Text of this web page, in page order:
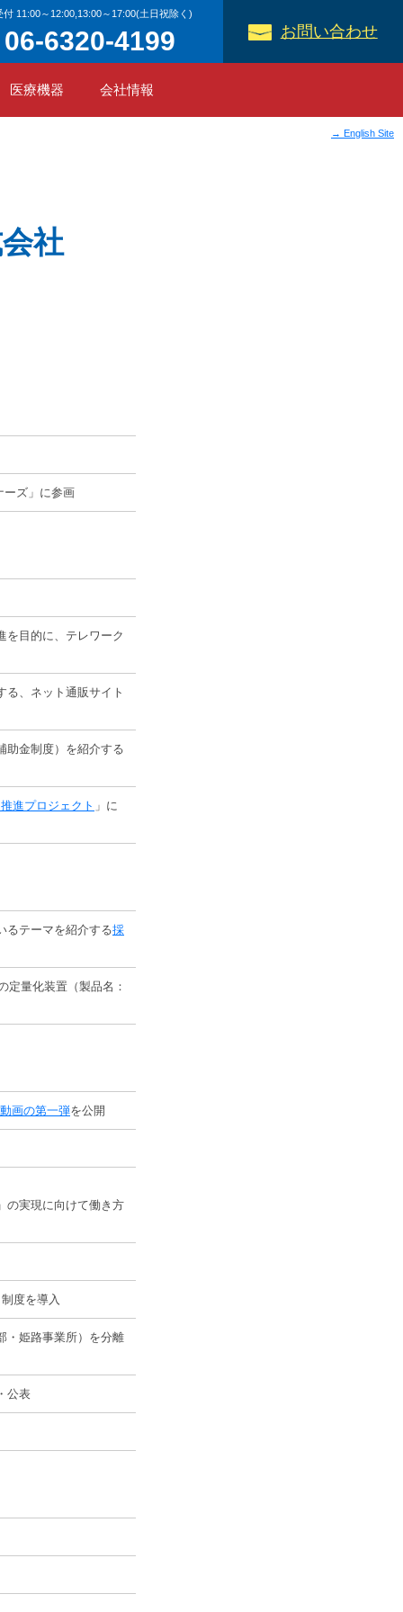
お問い合わせ
付 11:00～12:00,13:00～17:00(土日祝除く)
06-6320-4199
医療機器 会社情報
→ English Site
社
ーズ」に参画
を目的に、テレワーク
る、ネット通販サイト
助金制度）を紹介する
進プロジェクト 」に
るテーマを紹介する採
定量化装置（製品名：
画の第一弾を公開
の実現に向けて働き方
度を導入
・姫路事業所）を分離
公表